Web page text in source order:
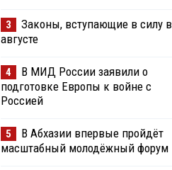
3
Законы, вступающие в силу в
августе
4
В МИД России заявили о
подготовке Европы к войне с
Россией
5
В Абхазии впервые пройдёт
масштабный молодёжный форум